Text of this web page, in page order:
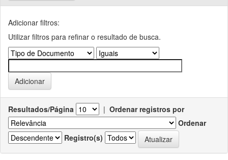
Adicionar filtros:
Utilizar filtros para refinar o resultado de busca.
Resultados/Página | Ordenar registros por
Ordenar
Registro(s)